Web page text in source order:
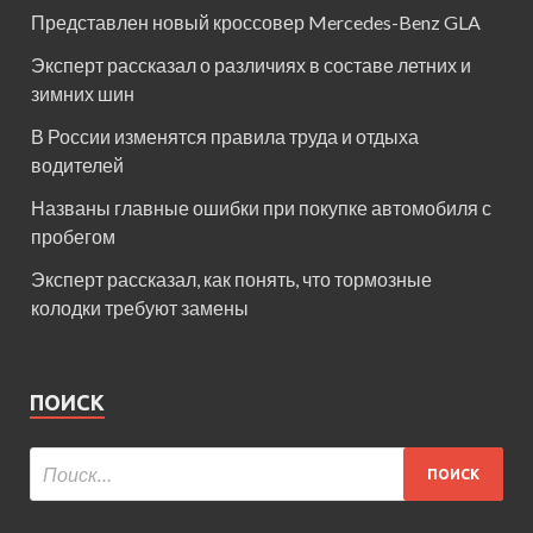
Представлен новый кроссовер Mercedes-Benz GLA
Эксперт рассказал о различиях в составе летних и
зимних шин
В России изменятся правила труда и отдыха
водителей
Названы главные ошибки при покупке автомобиля с
пробегом
Эксперт рассказал, как понять, что тормозные
колодки требуют замены
ПОИСК